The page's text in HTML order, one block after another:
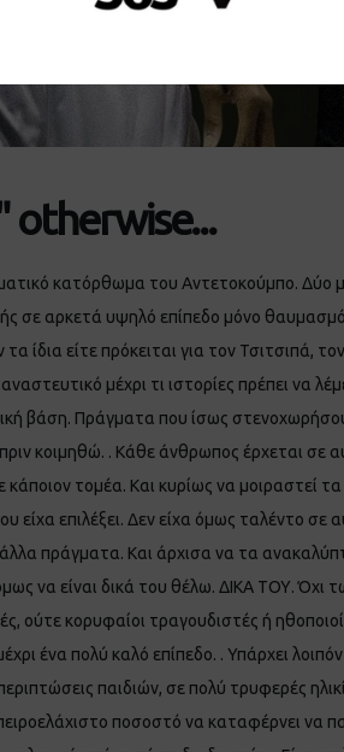
otherwise...
κατόρθωμα του Αντετοκούμπο. Δύο
σε αρκετά υψηλό επίπεδο μόνο
ίδια είτε πρόκειται για τον
μέχρι τι ιστορίες πρέπει να
βάση. Πράγματα που ίσως
κοιμηθώ. . Κάθε άνθρωπος έρχεται σε
κάποιον τομέα. Και κυρίως να
είχα επιλέξει. Δεν είχα όμως ταλέντο
πράγματα. Και άρχισα να τα
να είναι δικά του θέλω. ΔΙΚΑ ΤΟΥ.
ούτε κορυφαίοι τραγουδιστές ή
ένα πολύ καλό επίπεδο. . Υπάρχει
παιδιών, σε πολύ τρυφερές
ποσοστό να καταφέρνει να